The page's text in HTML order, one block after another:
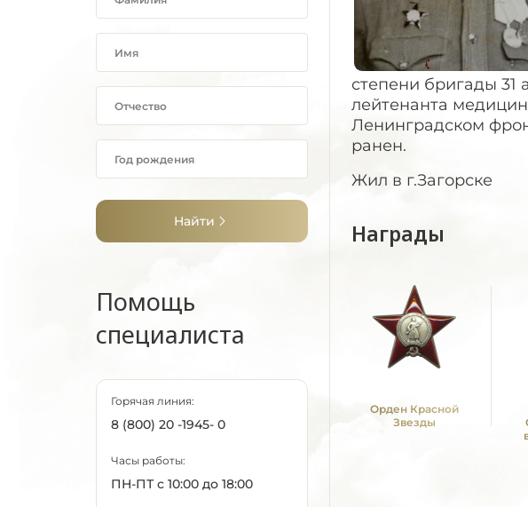
Найти
Помощь
специалиста
Горячая линия:
8 (800) 20 -1945- 0
Часы работы:
ПН-ПТ с 10:00 до 18:00
степени бригады
лейтенанта
Ленинградском
ранен.
Жил в г.Загорске
Награды
Орден Красной
Звезды